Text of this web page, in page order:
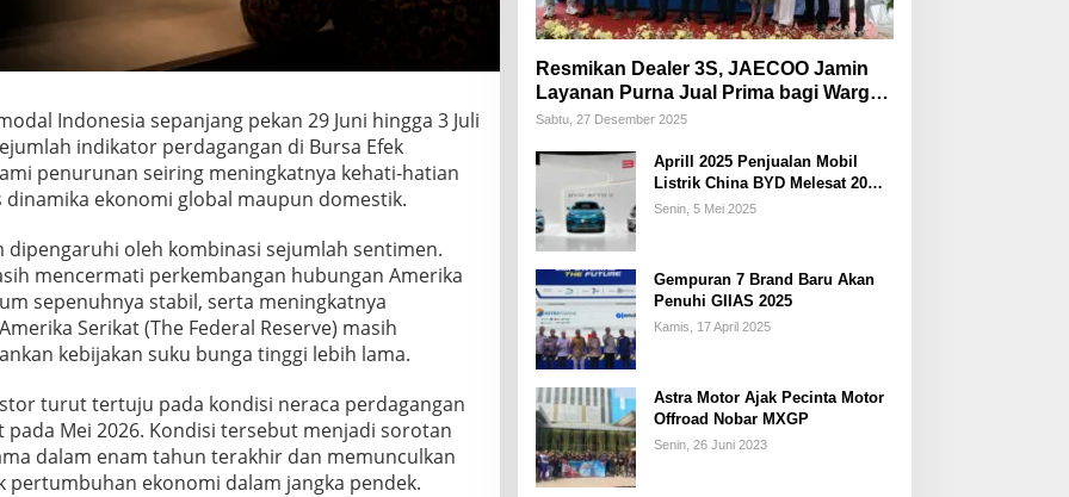
Indonesia sepanjang pekan 29 Juni hingga 3 Juli
indikator perdagangan di Bursa Efek
penurunan seiring meningkatnya kehati-hatian
ekonomi global maupun domestik.
dipengaruhi oleh kombinasi sejumlah sentimen.
mencermati perkembangan hubungan Amerika
sepenuhnya stabil, serta meningkatnya
Serikat (The Federal Reserve) masih
kebijakan suku bunga tinggi lebih lama.
turut tertuju pada kondisi neraca perdagangan
Mei 2026. Kondisi tersebut menjadi sorotan
dalam enam tahun terakhir dan memunculkan
ekonomi dalam jangka pendek.
Resmikan Dealer 3S, JAECOO Jamin
Layanan Purna Jual Prima bagi Warga
Palembang
Sabtu, 27 Desember 2025
Aprill 2025 Penjualan Mobil
Listrik China BYD Melesat 20
Persen
Senin, 5 Mei 2025
Gempuran 7 Brand Baru Akan
Penuhi GIIAS 2025
Kamis, 17 April 2025
Astra Motor Ajak Pecinta Motor
Offroad Nobar MXGP
Senin, 26 Juni 2023